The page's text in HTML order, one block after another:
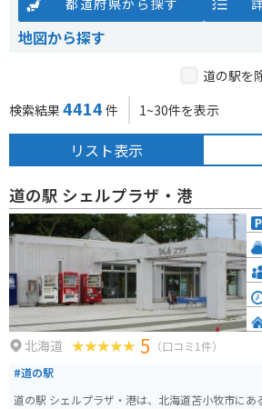
都道府県から探す
地図から探す
道の駅を
検索結果 4414 件 1~30件を表示
リスト表示
道の駅 シェルプラザ・港
北海道 5 （口コミ1件）
#道の駅
道の駅 シェルプラザ・港は、北海道苫小牧市に